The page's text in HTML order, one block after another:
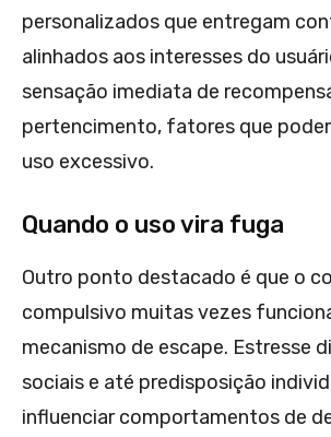
personalizados que entregam
alinhados aos interesses do
sensação imediata de
pertencimento, fatores que
uso excessivo.
Quando o uso vira fuga
Outro ponto destacado é que o
compulsivo muitas vezes
mecanismo de escape. Estresse
sociais e até predisposição
influenciar comportamentos de